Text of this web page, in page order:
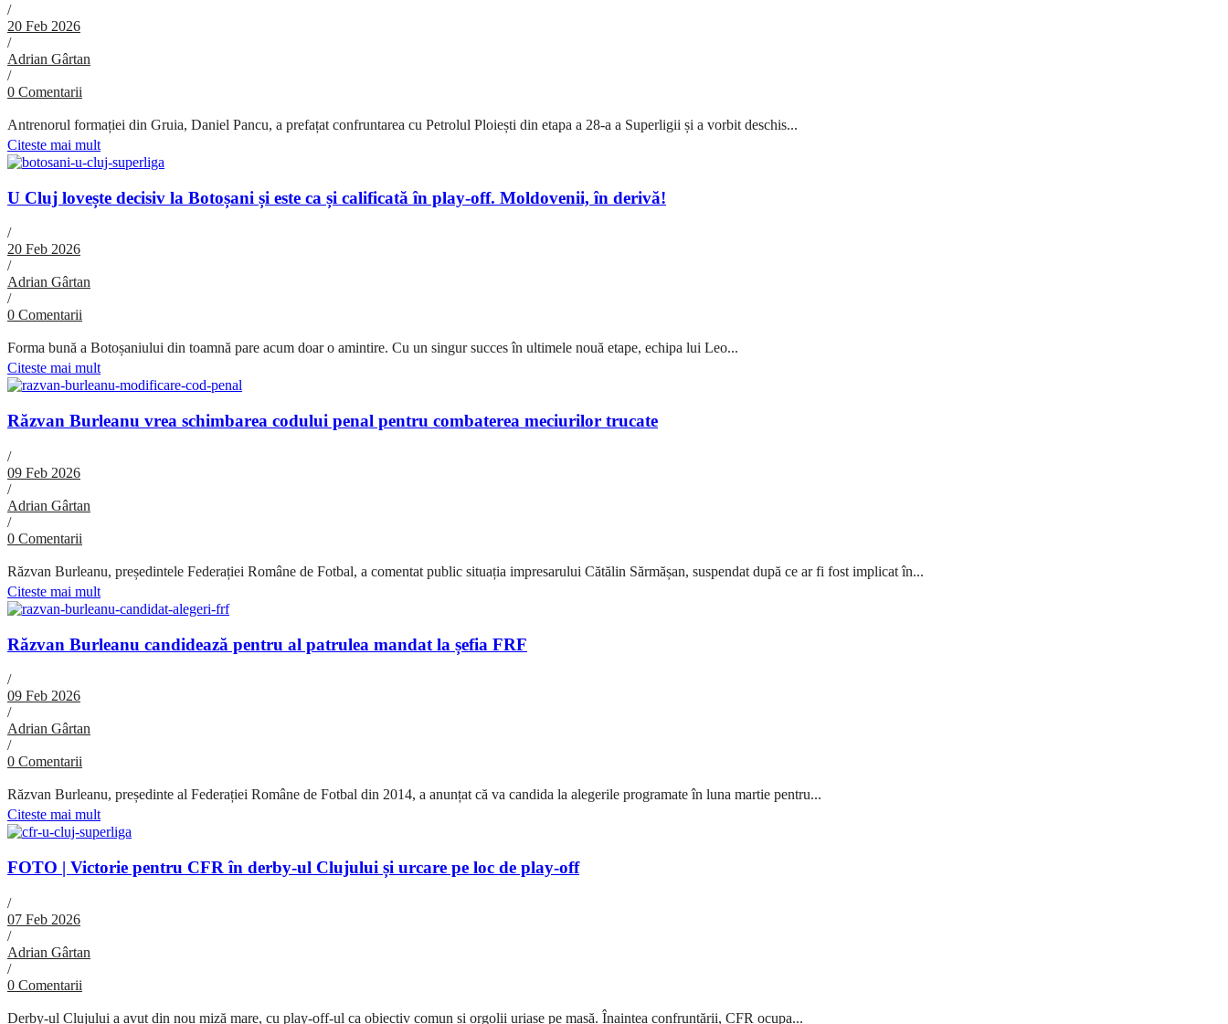
/
20 Feb 2026
/
Adrian Gârtan
/
0 Comentarii
Antrenorul formației din Gruia, Daniel Pancu, a prefațat confruntarea cu Petrolul Ploiești din etapa a 28-a a Superligii și a vorbit deschis...
Citeste mai mult
U Cluj lovește decisiv la Botoșani și este ca și calificată în play-off. Moldovenii, în derivă!
/
20 Feb 2026
/
Adrian Gârtan
/
0 Comentarii
Forma bună a Botoșaniului din toamnă pare acum doar o amintire. Cu un singur succes în ultimele nouă etape, echipa lui Leo...
Citeste mai mult
Răzvan Burleanu vrea schimbarea codului penal pentru combaterea meciurilor trucate
/
09 Feb 2026
/
Adrian Gârtan
/
0 Comentarii
Răzvan Burleanu, președintele Federației Române de Fotbal, a comentat public situația impresarului Cătălin Sărmășan, suspendat după ce ar fi fost implicat în...
Citeste mai mult
Răzvan Burleanu candidează pentru al patrulea mandat la șefia FRF
/
09 Feb 2026
/
Adrian Gârtan
/
0 Comentarii
Răzvan Burleanu, președinte al Federației Române de Fotbal din 2014, a anunțat că va candida la alegerile programate în luna martie pentru...
Citeste mai mult
FOTO | Victorie pentru CFR în derby-ul Clujului și urcare pe loc de play-off
/
07 Feb 2026
/
Adrian Gârtan
/
0 Comentarii
Derby-ul Clujului a avut din nou miză mare, cu play-off-ul ca obiectiv comun și orgolii uriașe pe masă. Înaintea confruntării, CFR ocupa...